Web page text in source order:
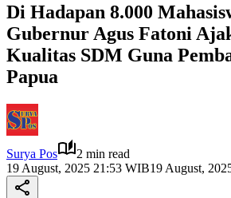
Di Hadapan 8.000
Gubernur Agus Fatoni
Kualitas SDM Guna
Papua
Surya Pos
2 min read
19 August, 2025 21:53 WIB19 August,